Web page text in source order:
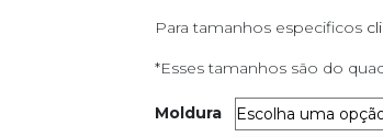
Para tamanhos especificos
*Esses tamanhos são do
Moldura